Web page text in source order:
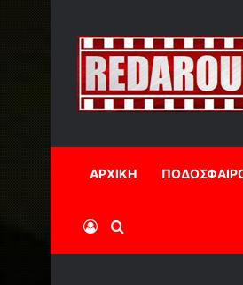
ΑΡΧΙΚΗ
Log InΑναζήτηση